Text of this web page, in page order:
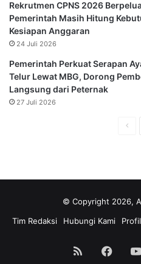
Rekrutmen CPNS 2026
Pemerintah Masih Hitung
Kesiapan Anggaran
24 Juli 2026
Pemerintah Perkuat Serapan
Telur Lewat MBG, Dorong
Langsung dari Peternak
27 Juli 2026
© Copyright 2026,
Tim Redaksi
Hubungi Kami
RSS